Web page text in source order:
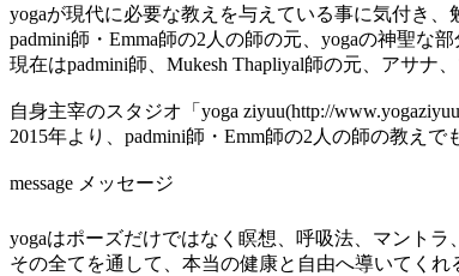
yogaが現代に必要な教えを与えている事に気付き、
padmini師・Emma師の2人の師の元、yogaの神聖な
現在はpadmini師、Mukesh Thapliyal師の元、アサナ
自身主宰のスタジオ「yoga ziyuu(http://
2015年より、padmini師・Emm師の2人の師の教えで
message メッセージ
yogaはポーズだけではなく瞑想、呼吸法、マントラ
その全てを通して、本当の健康と自由へ導いてくれ